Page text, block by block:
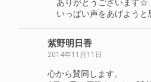
ありがとうございます☆
いっぱい声をあげようと
紫野明日香
2014年11月11日
心から賛同します。